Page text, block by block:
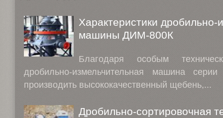
Характеристики дробильно-
машины ДИМ-800К
Благодаря особым
дробильно-измельчительная машина
производить высококачественный щебень,...
Дробильно-сортировочная